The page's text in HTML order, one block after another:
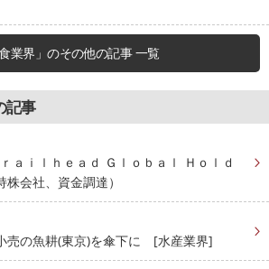
食業界」のその他の記事 一覧
記事
ａｉｌｈｅａｄ Ｇｌｏｂａｌ Ｈｏｌｄ
株会社、資金調達）
売の魚耕(東京)を傘下に [水産業界]